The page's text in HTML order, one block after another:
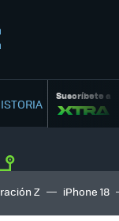
Suscríbete a
Z iPhone 18